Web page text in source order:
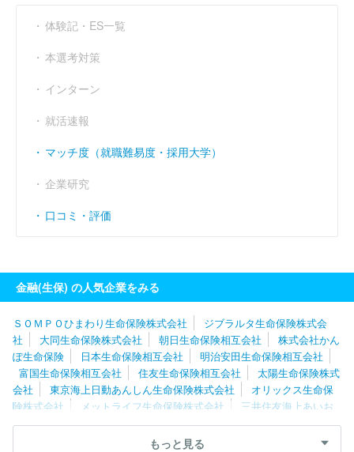
営業利益率 （％） ----
----
体験記・ES一覧
本選考対策
インターン
就活速報
マッチ度（就職難易度・採用大学）
企業研究
口コミ・評価
金融(生保) の人気企業をみる
ＳＯＭＰＯひまわり生命保険株式会社
ジブラルタ生命保険株式会
社
大同生命保険株式会社 朝日生命保険相互会社
株式会社かん
ぽ生命保険
日本生命保険相互会社
明治安田生命保険相互会社
富国生命保険相互会社
住友生命保険相互会社
太陽生命保険株式
会社
東京海上日動あんしん生命保険株式会社
オリックス生命保
険株式会社
メットライフ生命保険株式会社
三井住友海上あいお
い生命保険株式会社
プルデンシャル生命保険株式会社
ソニー生
大樹生命保険株式会社
アクサ生命保険株式会社
もっと見る